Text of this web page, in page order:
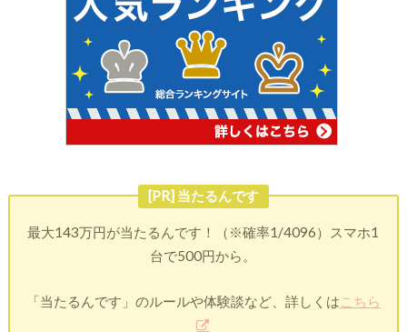
[PR] 当たるんです
最大143万円が当たるんです！（※確率1/4096）スマホ1
台で500円から。
「当たるんです」のルールや体験談など、詳しくは こちら